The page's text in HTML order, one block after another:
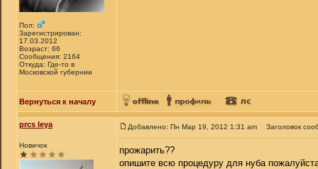
Пол:
Зарегистрирован:
17.03.2012
Возраст: 66
Сообщения: 2164
Откуда: Где-то в
Московской губернии
Вернуться к началу
prcs leya
Новичок
Добавлено: Пн Мар 19, 2012 1:31 am Заголовок
прожарить??
опишите всю процедуру для нуба